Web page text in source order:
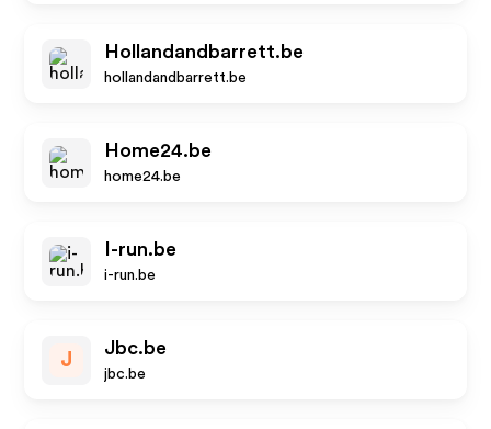
Hollandandbarrett.be
hollandandbarrett.be
Home24.be
home24.be
I-run.be
i-run.be
J
Jbc.be
jbc.be